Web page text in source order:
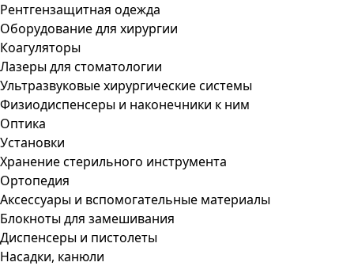
Рентгензащитная одежда
Оборудование для хирургии
Коагуляторы
Лазеры для стоматологии
Ультразвуковые хирургические системы
Физиодиспенсеры и наконечники к ним
Оптика
Установки
Хранение стерильного инструмента
Ортопедия
Аксессуары и вспомогательные материалы
Блокноты для замешивания
Диспенсеры и пистолеты
Насадки, канюли